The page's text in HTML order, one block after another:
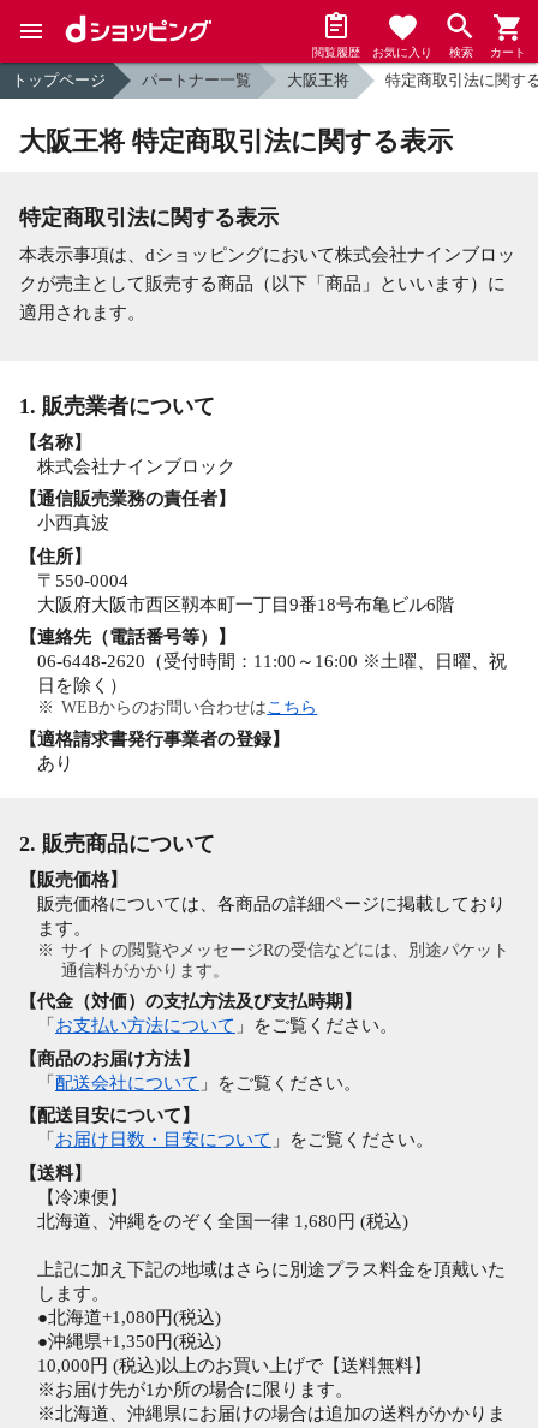
閲覧履歴 お気に入り 検索 カート
トップページ パートナー一覧 大阪王将 特定商取引法に関す
大阪王将 特定商取引法に関する表示
特定商取引法に関する表示
本表示事項は、dショッピングにおいて株式会社ナインブロッ
クが売主として販売する商品（以下「商品」といいます）に
適用されます。
1. 販売業者について
【名称】
株式会社ナインブロック
【通信販売業務の責任者】
小西真波
【住所】
〒550-0004
大阪府大阪市西区靱本町一丁目9番18号布亀ビル6階
【連絡先（電話番号等）】
06-6448-2620（受付時間：11:00～16:00 ※土曜、日曜、祝
日を除く）
※ WEBからのお問い合わせはこちら
【適格請求書発行事業者の登録】
あり
2. 販売商品について
【販売価格】
販売価格については、各商品の詳細ページに掲載しており
ます。
※ サイトの閲覧やメッセージRの受信などには、別途パケット
通信料がかかります。
【代金（対価）の支払方法及び支払時期】
「 お支払い方法について 」をご覧ください。
【商品のお届け方法】
「 配送会社について 」をご覧ください。
【配送目安について】
「 お届け日数・目安について 」をご覧ください。
【送料】
【冷凍便】
北海道、沖縄をのぞく全国一律 1,680円 (税込)
上記に加え下記の地域はさらに別途プラス料金を頂戴いた
します。
●北海道+1,080円(税込)
●沖縄県+1,350円(税込)
10,000円 (税込)以上のお買い上げで【送料無料】
※お届け先が1か所の場合に限ります。
※北海道、沖縄県にお届けの場合は追加の送料がかかりま